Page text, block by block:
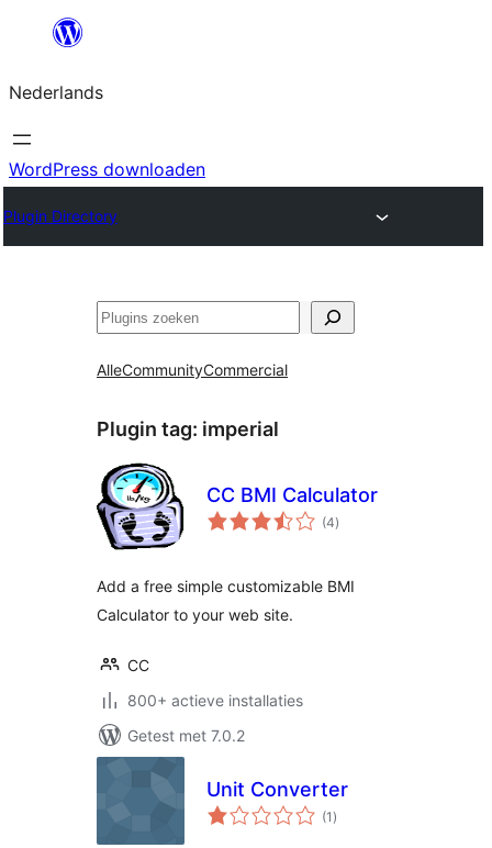
de
inhoud
Nederlands
WordPress downloaden
Plugin Directory
Zoeken
AlleCommunityCommercial
Plugin tag: imperial
CC BMI Calculator
(4totaal
waarderingen
)
Add a free simple customizable BMI
Calculator to your web site.
CC
800+ actieve installaties
Getest met 7.0.2
Unit Converter
(1 totaal
waarderingen
)